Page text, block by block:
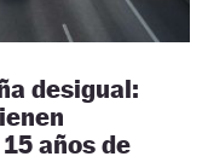
desigual:
años de